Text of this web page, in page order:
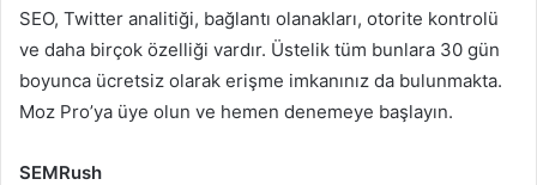
SEO, Twitter analitiği, bağlantı olanakları, otorite kontrolü
ve daha birçok özelliği vardır. Üstelik tüm bunlara 30 gün
boyunca ücretsiz olarak erişme imkanınız da bulunmakta.
Moz Pro’ya üye olun ve hemen denemeye başlayın.
SEMRush